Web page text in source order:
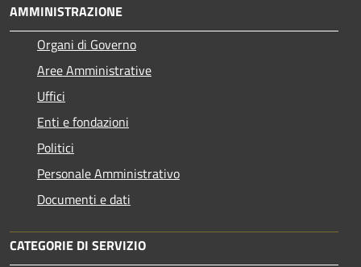
AMMINISTRAZIONE
Organi di Governo
Aree Amministrative
Uffici
Enti e fondazioni
Politici
Personale Amministrativo
Documenti e dati
CATEGORIE DI SERVIZIO